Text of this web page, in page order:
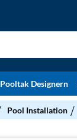
Pooltak Designern
Pool Installation